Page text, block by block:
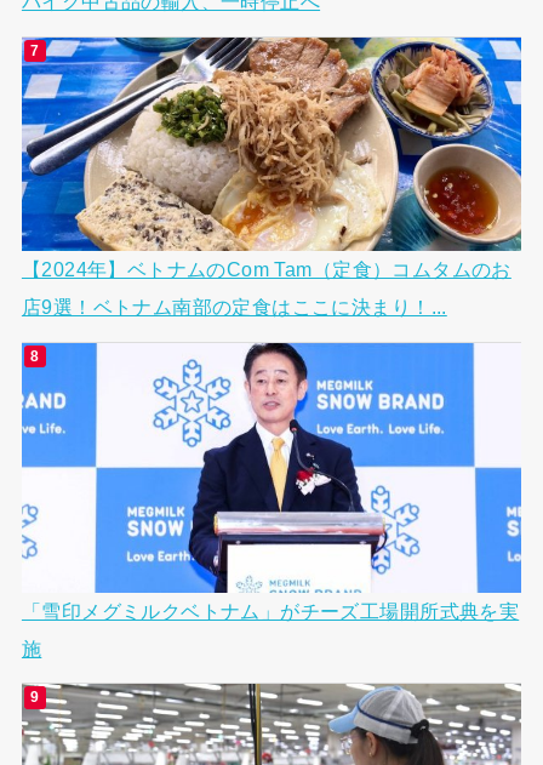
【2024年】ベトナムのCom Tam（定食）コムタムのお
店9選！ベトナム南部の定食はここに決まり！...
「雪印メグミルクベトナム」がチーズ工場開所式典を実
施